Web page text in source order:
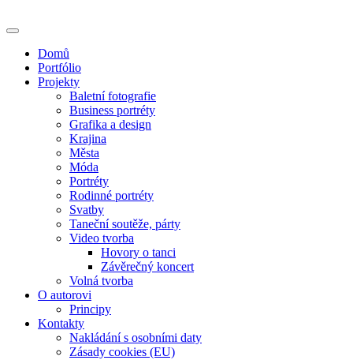
to
Domů
Portfólio
Projekty
Baletní fotografie
Business portréty
Grafika a design
Krajina
Města
Móda
Portréty
Rodinné portréty
Svatby
Taneční soutěže, párty
Video tvorba
Hovory o tanci
Závěrečný koncert
Volná tvorba
O autorovi
Principy
Kontakty
Nakládání s osobními daty
Zásady cookies (EU)